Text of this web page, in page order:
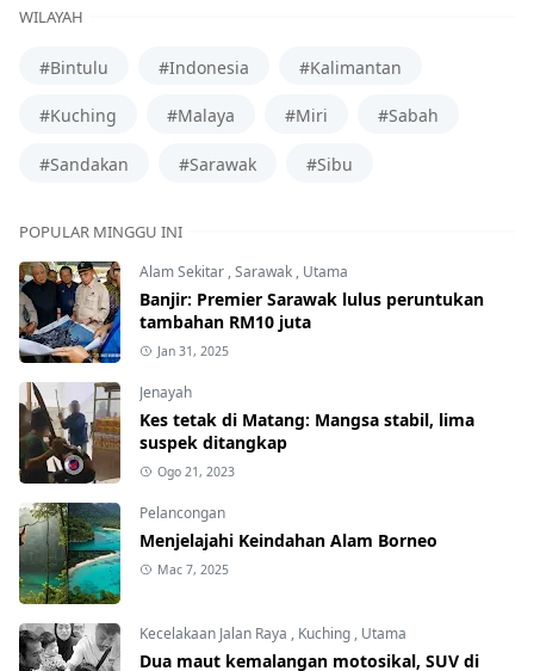
WILAYAH
#Bintulu #Indonesia #Kalimantan
#Kuching #Malaya #Miri #Sabah
#Sandakan #Sarawak #Sibu
POPULAR MINGGU INI
Alam Sekitar ,Sarawak , Utama
Banjir: Premier Sarawak lulus peruntukan
tambahan RM10 juta
Jan 31, 2025
Jenayah
Kes tetak di Matang: Mangsa stabil, lima
suspek ditangkap
Ogo 21, 2023
Pelancongan
Menjelajahi Keindahan Alam Borneo
Mac 7, 2025
Kecelakaan Jalan Raya , Kuching , Utama
Dua maut kemalangan motosikal, SUV di